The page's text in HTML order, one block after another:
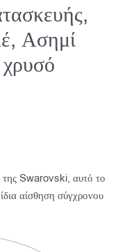
Ασημί
Swarovski, αυτό το
αίσθηση σύγχρονου